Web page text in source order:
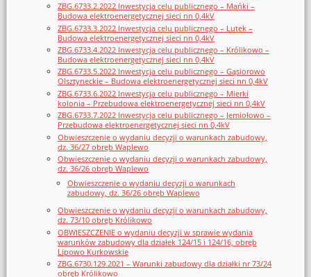
ZBG.6733.2.2022 Inwestycja celu publicznego – Mańki –
Budowa elektroenergetycznej sieci nn 0,4kV
ZBG.6733.3.2022 Inwestycja celu publicznego – Lutek –
Budowa elektroenergetycznej sieci nn 0,4kV
ZBG.6733.4.2022 Inwestycja celu publicznego – Królikowo –
Budowa elektroenergetycznej sieci nn 0,4kV
ZBG.6733.5.2022 Inwestycja celu publicznego – Gąsiorowo
Olsztyneckie – Budowa elektroenergetycznej sieci nn 0,4kV
ZBG.6733.6.2022 Inwestycja celu publicznego – Mierki
kolonia – Przebudowa elektroenergetycznej sieci nn 0,4kV
ZBG.6733.7.2022 Inwestycja celu publicznego – Jemiołowo –
Przebudowa elektroenergetycznej sieci nn 0,4kV
Obwieszczenie o wydaniu decyzji o warunkach zabudowy,
dz. 36/27 obręb Waplewo
Obwieszczenie o wydaniu decyzji o warunkach zabudowy,
dz. 36/26 obręb Waplewo
Obwieszczenie o wydaniu decyzji o warunkach
zabudowy, dz. 36/26 obręb Waplewo
Obwieszczenie o wydaniu decyzji o warunkach zabudowy,
dz. 73/10 obręb Królikowo
OBWIESZCZENIE o wydaniu decyzji w sprawie wydania
warunków zabudowy dla działek 124/15 i 124/16, obręb
Lipowo Kurkowskie
ZBG.6730.129.2021 – Warunki zabudowy dla działki nr 73/24
obręb Królikowo